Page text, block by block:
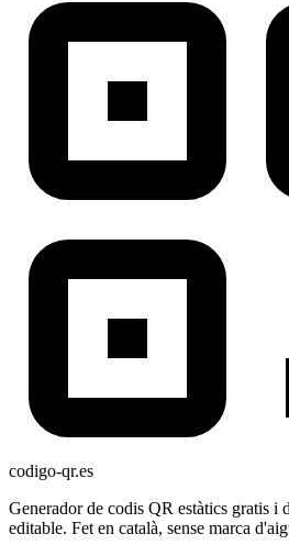
codigo-qr.es
Generador de codis QR estàtics gratis i
editable. Fet en català, sense marca